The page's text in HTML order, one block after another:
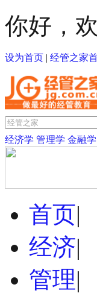
你好，
设为首页 | 经管之家
经济学 管理学 金融学
首页|
经济|
管理|